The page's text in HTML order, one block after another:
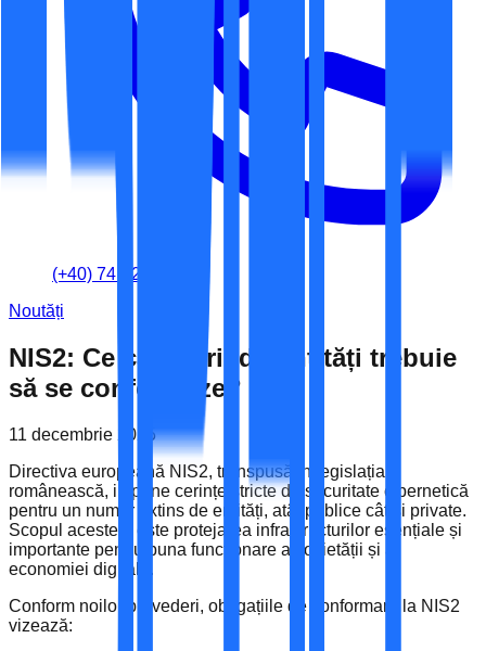
(+40) 741-262-060
Noutăți
NIS2: Ce categorii de entități trebuie
să se conformeze?
11 decembrie 2025
Directiva europeană NIS2, transpusă în legislația
românească, impune cerințe stricte de securitate cibernetică
pentru un număr extins de entități, atât publice cât și private.
Scopul acesteia este protejarea infrastructurilor esențiale și
importante pentru buna funcționare a societății și a
economiei digitale.
Conform noilor prevederi, obligațiile de conformare la NIS2
vizează: